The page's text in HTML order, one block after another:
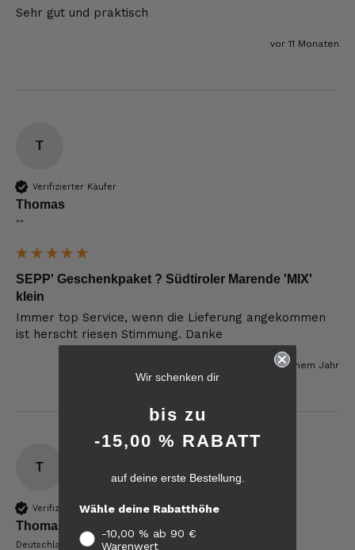
Sehr gut und praktisch
vor 11 Monaten
T
Verifizierter Käufer
Thomas
""
SEPP' Geschenkpaket ? Südtiroler Marende 'MIX'
klein
Immer top Service, wenn die Lieferung angekommen
ist herscht riesen Stimmung. Danke
vor einem Jahr
T
Verifizierter Käufer
Thomas
Deutschland
rating 6.225
reviews-io
Verifizierter Kunde
Was ich bisher gegessen habe, war sehr
lecker!
Wir schenken dir
bis zu
-15,00 % RABATT
auf deine erste Bestellung.
Wähle deine Rabatthöhe
-10,00 % ab 90 €
Warenwert